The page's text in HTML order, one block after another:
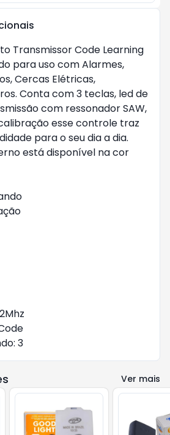
Transmissor Code Learning
para uso com Alarmes,
Cercas Elétricas,
Conta com 3 teclas, led de
com ressonador SAW,
esse controle traz
para o seu dia a dia.
está disponível na cor
3
Ver mais